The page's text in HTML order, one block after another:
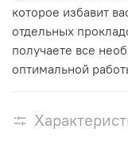
которое избавит
отдельных
получаете все
оптимальной